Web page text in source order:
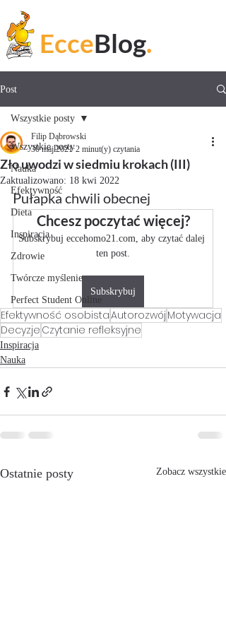
EcceBlog.
Post
Wszystkie posty
Nauka
Efektywność
Dieta
Inspiracja
Zdrowie
Twórcze myślenie
Perfect Student Online
Wszystkie posty
Zło uwodzi w siedmiu krokach (III)
Filip Dąbrowski
30 maj 2021 2 minut(y) czytania
Zaktualizowano: 18 kwi 2022
Pułapka chwili obecnej
Chcesz poczytać więcej?
Subskrybuj eccehomo21.com, aby czytać dalej
ten post.
Subskrybuj
Efektywność osobistaAutorozwój Motywacja
Decyzje Czytanie refleksyjne
Inspiracja
Nauka
Ostatnie posty Zobacz wszystkie